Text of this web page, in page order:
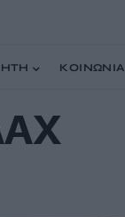
ΚΟΙΝΩΝΙΑ